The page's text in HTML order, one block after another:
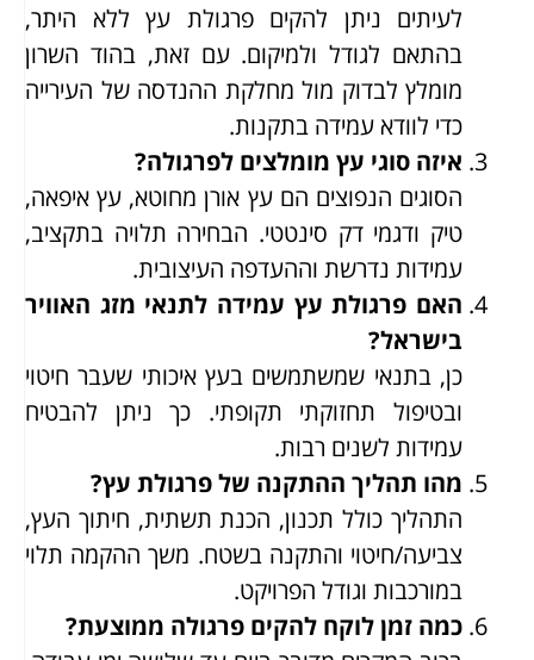
לעיתים ניתן להקים פרגולת עץ ללא היתר,
בהתאם לגודל ולמיקום. עם זאת, בהוד השרון
מומלץ לבדוק מול מחלקת ההנדסה של העירייה
כדי לוודא עמידה בתקנות.
איזה סוגי עץ מומלצים לפרגולה?
הסוגים הנפוצים הם עץ אורן מחוטא, עץ איפאה,
טיק ודגמי דק סינטטי. הבחירה תלויה בתקציב,
עמידות נדרשת וההעדפה העיצובית.
האם פרגולת עץ עמידה לתנאי מזג האוויר
בישראל?
כן, בתנאי שמשתמשים בעץ איכותי שעבר חיטוי
ובטיפול תחזוקתי תקופתי. כך ניתן להבטיח
עמידות לשנים רבות.
מהו תהליך ההתקנה של פרגולת עץ?
התהליך כולל תכנון, הכנת תשתית, חיתוך העץ,
צביעה/חיטוי והתקנה בשטח. משך ההקמה תלוי
במורכבות וגודל הפרויקט.
כמה זמן לוקח להקים פרגולה ממוצעת?